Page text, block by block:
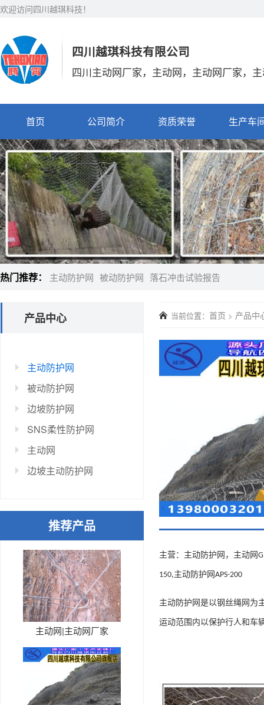
欢迎访问四川越琪科技！
四川越琪科技有限公司
四川主动网厂家，主动网，主动网厂家，
首页 公司简介 资质荣誉 生产车
热门推荐： 主动防护网 被动防护网 落石冲击试验报告
产品中心
主动防护网
被动防护网
边坡防护网
SNS柔性防护网
主动网
边坡主动防护网
推荐产品
主动网|主动网厂家
当前位置： 首页 > 产品中
主营：主动防护网，主动网
150,主动防护网 APS-200
主动防护网是以钢丝绳网为
运动范围内以保护行人和车